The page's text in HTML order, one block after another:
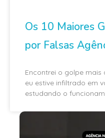
Os 10 Maiores
por Falsas
Encontrei o golpe
eu estive infiltrado em
estudando o